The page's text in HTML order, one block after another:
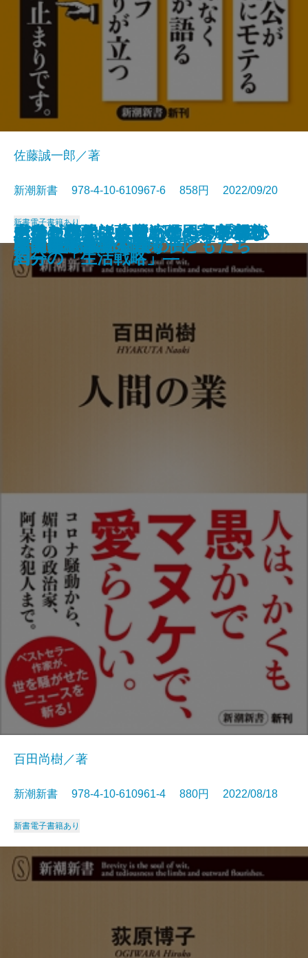
水道を救え―AIベンチャー「フラ
クタ」の挑戦―
コスパで考える学歴攻略法
プリズン・ドクター
バカと無知―人間、この不都合な
生きもの―
ドーパミン中毒
その対応では会社が傾く―プロが
教える危機管理教室―
山奥ビジネス―一流の田舎を創造
する―
ドキュメント小説 ケーキの切れ
ない非行少年たちのカルテ
芸能界誕生
あなたの小説にはたくらみがない
―超実践的創作講座―
佐藤誠一郎／著
新潮新書 978-4-10-610967-6 858円 2022/09/20
新書電子書籍あり
人間の業
百田尚樹／著
新潮新書 978-4-10-610961-4 880円 2022/08/18
新書電子書籍あり
老後の心配はおやめなさい―親と
自分の「生活戦略」―
人生はそれでも続く
秀吉を討て―薩摩・明・家康の密
約―
スマホで薬物を買う子どもたち
韓国 超ネット社会の闇
ストレス脳
松田聖子の誕生
韓国民主政治の自壊
桑田佳祐論